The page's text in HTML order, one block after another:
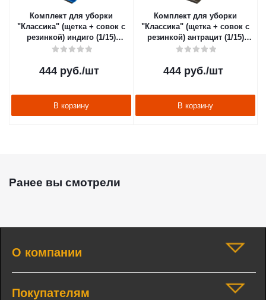
Комплект для уборки
"Классика" (щетка + совок с
резинкой) индиго (1/15)
"SVIP" SV3100инд_кр
444 руб./шт
В корзину
Комплект для уборки
"Классика" (щетка + совок с
резинкой) антрацит (1/15)
"SVIP" SV3100ант_кр
444 руб./шт
В корзину
Ранее вы смотрели
О компании
Покупателям